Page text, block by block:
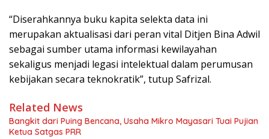
“Diserahkannya buku kapita selekta data ini
merupakan aktualisasi dari peran vital Ditjen Bina Adwil
sebagai sumber utama informasi kewilayahan
sekaligus menjadi legasi intelektual dalam perumusan
kebijakan secara teknokratik”, tutup Safrizal.
Related News
Bangkit dari Puing Bencana, Usaha Mikro Mayasari Tuai Pujian
Ketua Satgas PRR